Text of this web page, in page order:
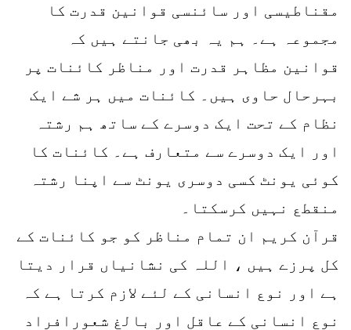
مقناطیسی اور سائنسی قوانین قدرت کا
مجموعہ ہے۔ ہم یہ بھی جانتے ہیں کہ
قوانین مظاہر قدرت اور مناظر کائنات پر
بہرحال حاوی ہیں۔ کائنات میں ہر شے ایک
نظام کے تحت ایک دوسرے کے ساتھ ہم رشتہ
اور ایک دوسرے سے متعارف ہے۔ کائنات کا
کوئی یونٹ کسی دوسری یونٹ سے اپنا رشتہ
منقطع نہیں کرسکتا۔
قرآن کریم ان تمام مناظر کو جو کائنات کے
کل پرزے ہیں ، اللہ کی نشانیاں قرار دیتا
ہے اور نوع انسانی کے لئے لازم کرتا ہے کہ
نوع انسانی کے عاقل اور بالغ شعورافراد